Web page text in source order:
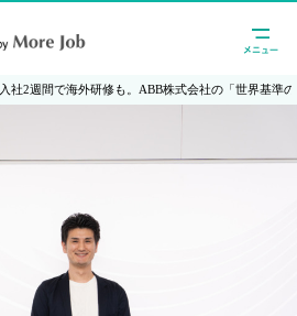
入社2週間で海外研修も。ABB株式会社の「世界基準